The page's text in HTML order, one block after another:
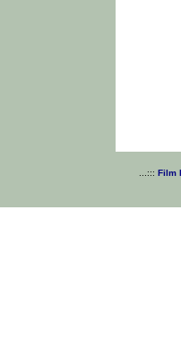
...::: Film